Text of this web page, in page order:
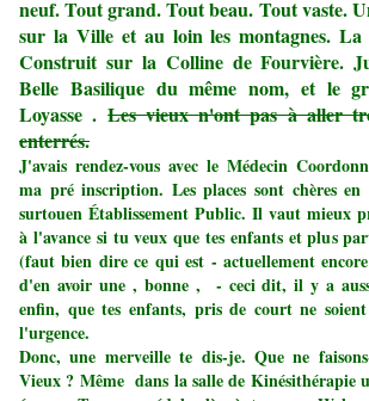
neuf. Tout grand. Tout beau. Tout vaste.
sur la Ville et au loin les montagnes. La
Construit sur la Colline de Fourvière.
Belle Basilique du même nom, et le
Loyasse .Les vieux n'ont pas à aller
enterrés.
J'avais rendez-vous avec le Médecin
ma pré inscription. Les places sont chères
surtouen Établissement Public. Il vaut mieux
à l'avance si tu veux que tes enfants et plus
(faut bien dire ce qui est - actuellement
d'en avoir une , bonne , - ceci dit, il y a
enfin, que tes enfants, pris de court ne
l'urgence.
Donc, une merveille te dis-je. Que ne
Vieux ? Même dans la salle de Kinésithérapie